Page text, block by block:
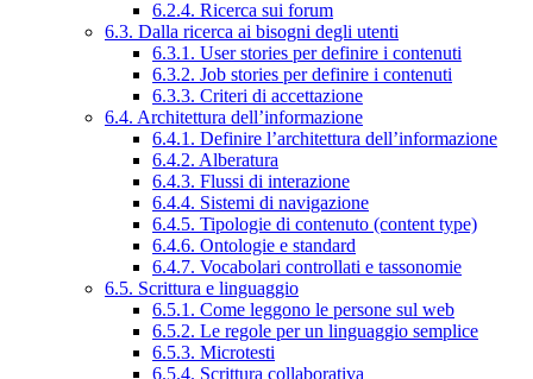
6.2.4. Ricerca sui forum
6.3. Dalla ricerca ai bisogni degli utenti
6.3.1. User stories per definire i contenuti
6.3.2. Job stories per definire i contenuti
6.3.3. Criteri di accettazione
6.4. Architettura dell’informazione
6.4.1. Definire l’architettura dell’informazione
6.4.2. Alberatura
6.4.3. Flussi di interazione
6.4.4. Sistemi di navigazione
6.4.5. Tipologie di contenuto (content type)
6.4.6. Ontologie e standard
6.4.7. Vocabolari controllati e tassonomie
6.5. Scrittura e linguaggio
6.5.1. Come leggono le persone sul web
6.5.2. Le regole per un linguaggio semplice
6.5.3. Microtesti
6.5.4. Scrittura collaborativa